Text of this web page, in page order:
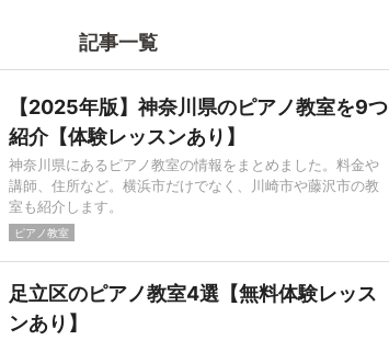
記事一覧
【2025年版】神奈川県のピアノ教室を9つ
紹介【体験レッスンあり】
神奈川県にあるピアノ教室の情報をまとめました。料金や
講師、住所など。横浜市だけでなく、川崎市や藤沢市の教
室も紹介します。
ピアノ教室
足立区のピアノ教室4選【無料体験レッス
ンあり】